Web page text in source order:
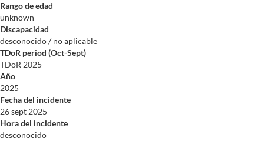
Rango de edad
unknown
Discapacidad
desconocido / no aplicable
TDoR period (Oct-Sept)
TDoR 2025
Año
2025
Fecha del incidente
26 sept 2025
Hora del incidente
desconocido